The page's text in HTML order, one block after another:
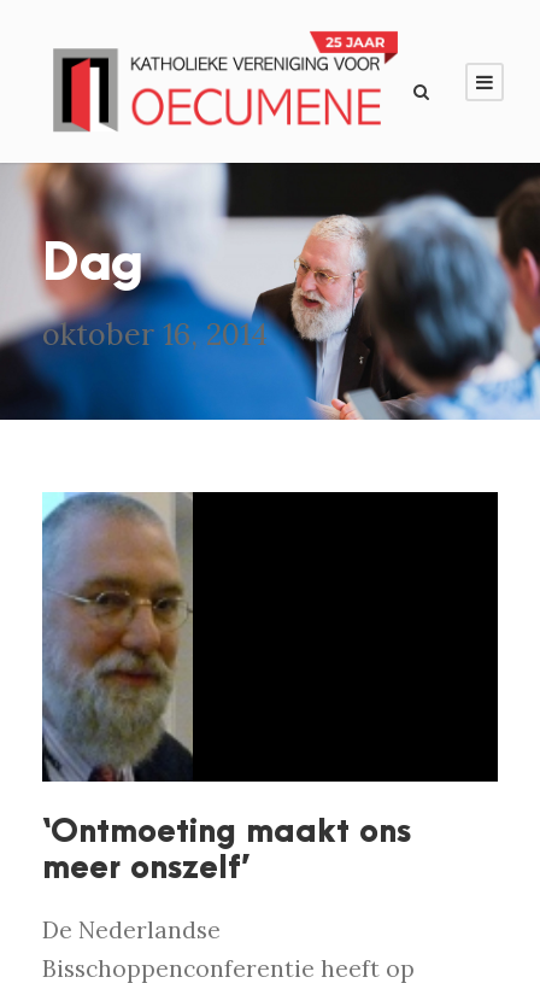
Dag
oktober 16, 2014
‘Ontmoeting maakt ons
meer onszelf’
De Nederlandse
Bisschoppenconferentie heeft op